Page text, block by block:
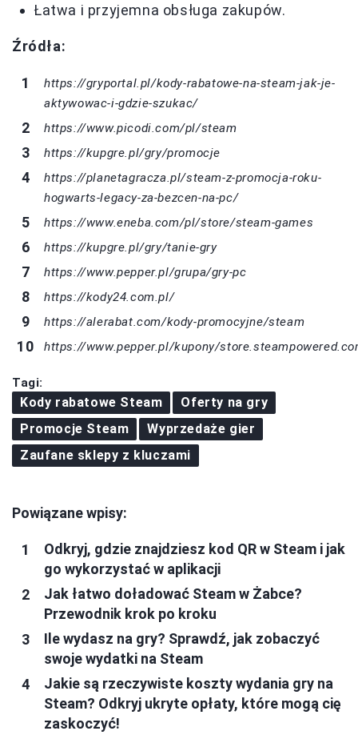
Łatwa i przyjemna obsługa zakupów.
Źródła:
https://gryportal.pl/kody-rabatowe-na-steam-jak-je-
aktywowac-i-gdzie-szukac/
https://www.picodi.com/pl/steam
https://kupgre.pl/gry/promocje
https://planetagracza.pl/steam-z-promocja-roku-
hogwarts-legacy-za-bezcen-na-pc/
https://www.eneba.com/pl/store/steam-games
https://kupgre.pl/gry/tanie-gry
https://www.pepper.pl/grupa/gry-pc
https://kody24.com.pl/
https://alerabat.com/kody-promocyjne/steam
https://www.pepper.pl/kupony/
Tagi:
Kody rabatowe Steam
Oferty na gry
Promocje Steam
Wyprzedaże gier
Zaufane sklepy z kluczami
Powiązane wpisy:
Odkryj, gdzie znajdziesz kod QR w Steam i jak
go wykorzystać w aplikacji
Jak łatwo doładować Steam w Żabce?
Przewodnik krok po kroku
Ile wydasz na gry? Sprawdź, jak zobaczyć
swoje wydatki na Steam
Jakie są rzeczywiste koszty wydania gry na
Steam? Odkryj ukryte opłaty, które mogą cię
zaskoczyć!